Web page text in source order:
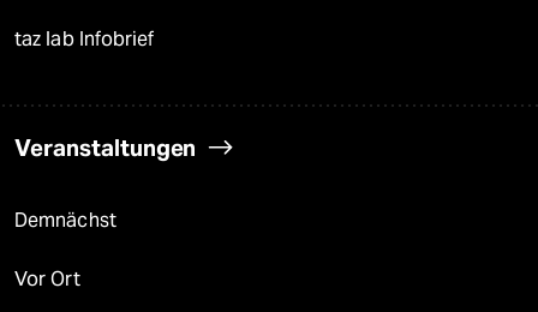
taz lab Infobrief
Veranstaltungen
Demnächst
Vor Ort